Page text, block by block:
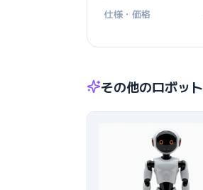
仕様・価格
その他のロボット